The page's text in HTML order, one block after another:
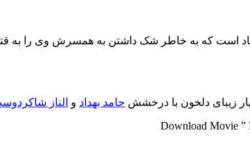
است که به خاطر شک داشتن به همسرش وی را به
زیبای دلخون با درخشش حامد بهداد و الناز
Download Movie ”